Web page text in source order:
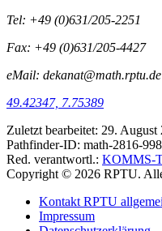
Tel: +49 (0)631/205-2251
Fax: +49 (0)631/205-4427
eMail: dekanat@math.rptu.de
49.42347, 7.75389
Zuletzt bearbeitet: 29. August
Pathfinder-ID: math-2816-998
Red. verantwortl.: KOMMS-
Copyright © 2026 RPTU.
Kontakt RPTU
Impressum